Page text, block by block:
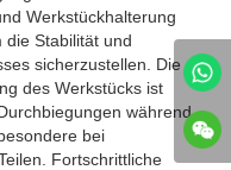
Werkstückhalterung
Stabilität und
sicherzustellen. Die
des Werkstücks ist
während
bei
Fortschrittliche